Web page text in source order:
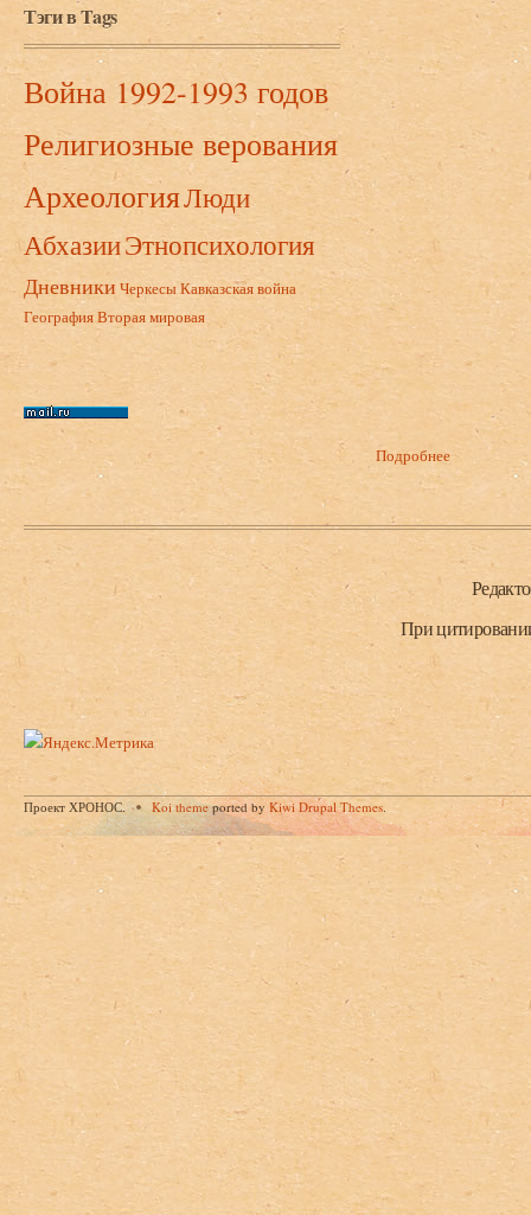
Тэги в Tags
Война 1992-1993 годов
Религиозные верования
АрхеологияЛюди
АбхазииЭтнопсихология
Дневники ЧеркесыКавказская война
ГеографияВторая мировая
Подробнее о
2012.
Нижний колонтитул
При
Проект ХРОНОС. Koi themeported byKiwi Drupal Themes.